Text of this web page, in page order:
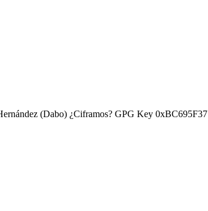
(Dabo) ¿Ciframos? GPG Key 0xBC695F37